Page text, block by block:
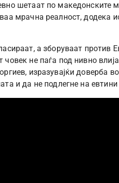
шетаат по македонските
мрачна реалност, додека
а зборуваат против
човек не паѓа под нивно
изразувајќи доверба
и да не подлегне на